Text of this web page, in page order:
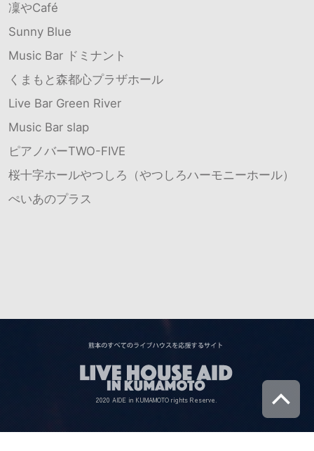
凜やCafé
Sunny Blue
Music Bar ドミナント
くまもと森都心プラザホール
Live Bar Green River
Music Bar slap
ピアノバーTWO-FIVE
桜十字ホールやつしろ（やつしろハーモニーホール）
ぺいあのプラス
2020 AIDE in KUMAMOTO rights Reserve.